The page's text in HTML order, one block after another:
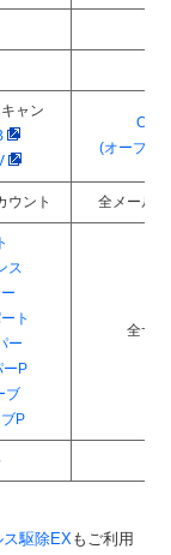
ャン
(オープン
ウント 全メール
ス
ト
ー
ーP
ブ
P
全サ
ス駆除EX もご利用